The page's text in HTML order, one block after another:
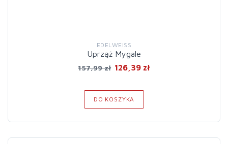
EDELWEISS
Uprząż Mygale
157,99 zł 126,39 zł
DO KOSZYKA